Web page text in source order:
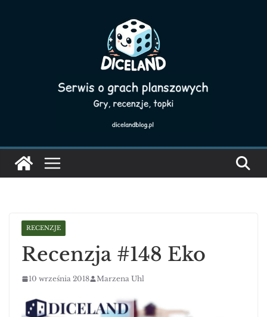
RECENZJE
Recenzja #148 Eko
10 września 2018 Marzena Uhl